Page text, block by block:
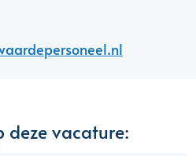
deze vacature: